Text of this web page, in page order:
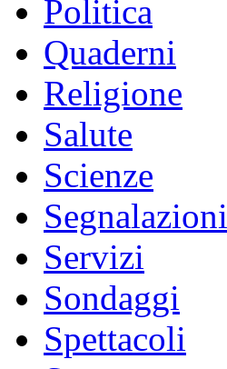
Politica
Quaderni
Religione
Salute
Scienze
Segnalazioni
Servizi
Sondaggi
Spettacoli